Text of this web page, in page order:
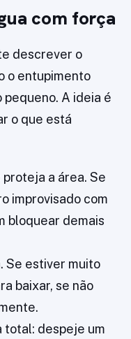
com força
descrever o
o entupimento
A ideia é
o que está
proteja a área. Se
improvisado com
bloquear demais
Se estiver muito
baixar, se não
total: despeje um